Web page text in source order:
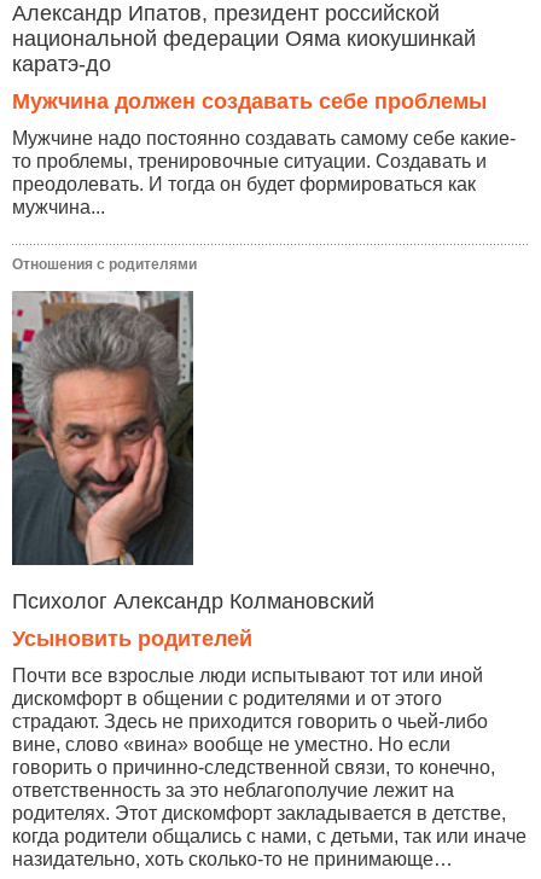
Александр Ипатов, президент российской
национальной федерации Ояма киокушинкай
каратэ-до
Мужчина должен создавать себе проблемы
Мужчине надо постоянно создавать самому себе какие-
то проблемы, тренировочные ситуации. Создавать и
преодолевать. И тогда он будет формироваться как
мужчина...
Отношения с родителями
Психолог Александр Колмановский
Усыновить родителей
Почти все взрослые люди испытывают тот или иной
дискомфорт в общении с родителями и от этого
страдают. Здесь не приходится говорить о чьей-либо
вине, слово «вина» вообще не уместно. Но если
говорить о причинно-следственной связи, то конечно,
ответственность за это неблагополучие лежит на
родителях. Этот дискомфорт закладывается в детстве,
когда родители общались с нами, с детьми, так или иначе
назидательно, хоть сколько-то не принимающе…